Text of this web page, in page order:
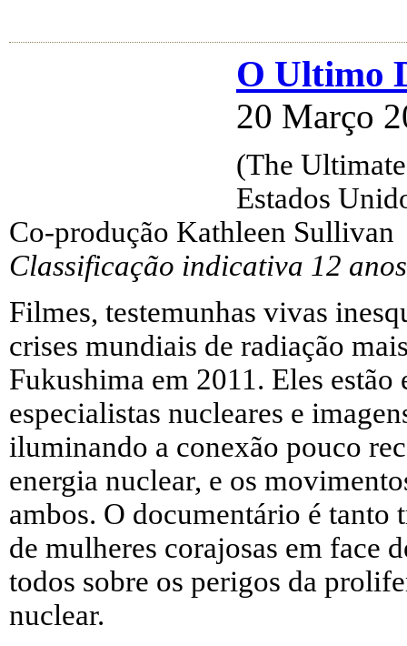
O Ultimo
20 Março
(The
Estados
Co-produção Kathleen Sullivan
Classificação indicativa 12 anos
Filmes, testemunhas vivas
crises mundiais de radiação
Fukushima em 2011. Eles
especialistas nucleares e
iluminando a conexão pouco
energia nuclear, e os
ambos. O documentário é
de mulheres corajosas em face
todos sobre os perigos da
nuclear.